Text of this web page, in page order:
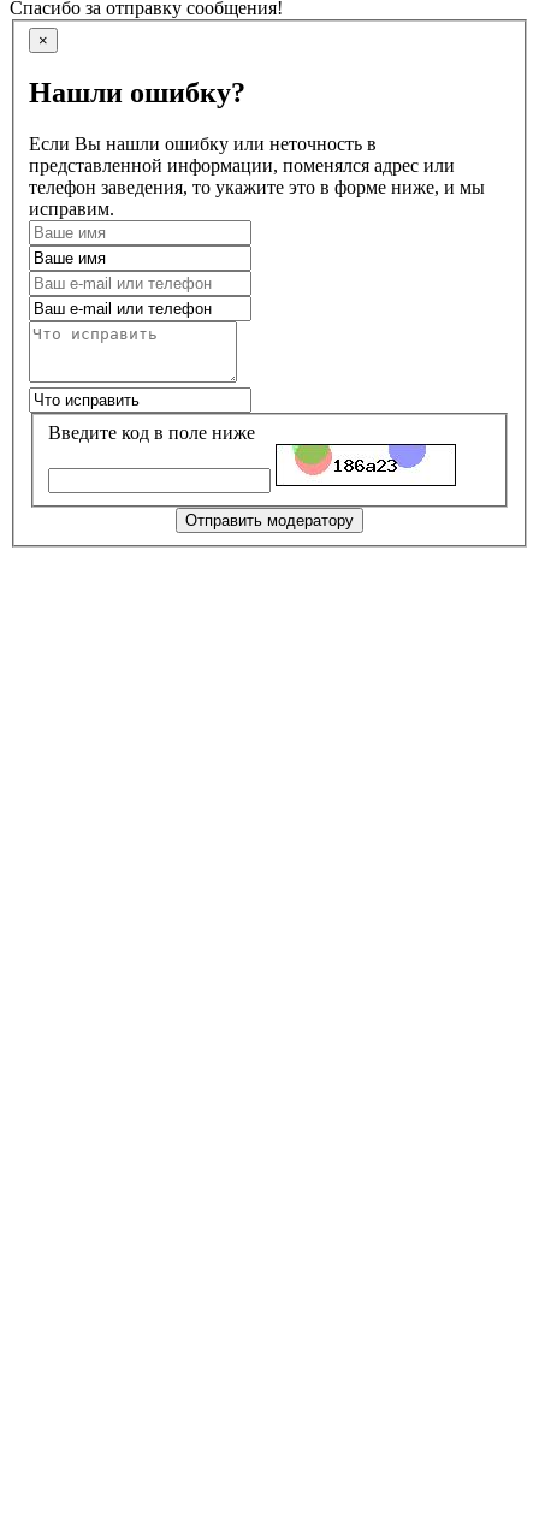
Спасибо за отправку сообщения!
×
Нашли ошибку?
Если Вы нашли ошибку или неточность в
представленной информации, поменялся адрес или
телефон заведения, то укажите это в форме ниже, и мы
исправим.
Введите код в поле ниже
Отправить модератору